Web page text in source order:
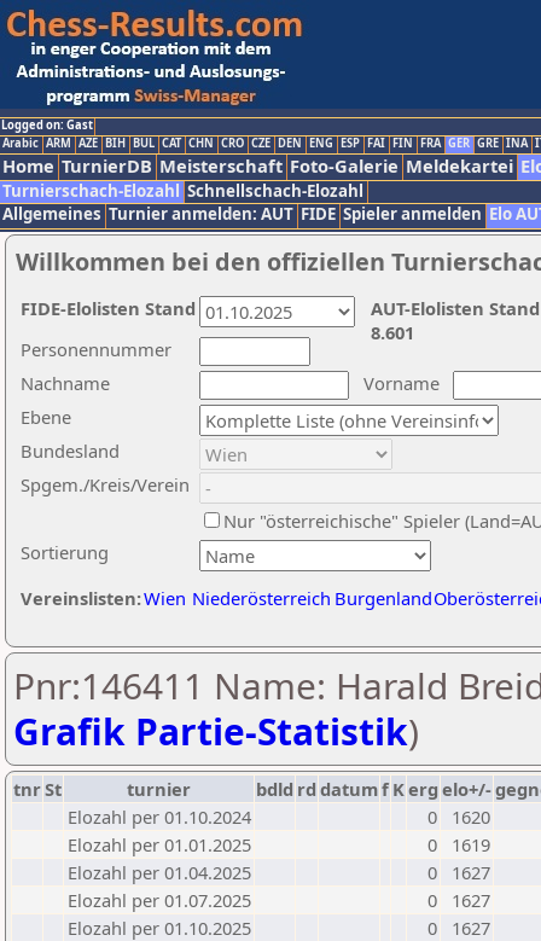
Logged on: Gast
Arabic ARM AZE BIH BUL CAT CHN CRO CZE DEN ENG ESP FAI FIN FRA GER GRE INA
Home TurnierDB Meisterschaft Foto-Galerie Meldekartei
Turnierschach-Elozahl Schnellschach-Elozahl
Allgemeines Turnier anmelden: AUT FIDE Spieler anmelden Elo
Willkommen bei den offiziellen
Nachname
Vorname
Ebene
Sortierung
Personennummer
Bundesland
Spgem./Kreis/Verein
Nur "österreichische" Spieler
Vereinslisten:Wien Niederösterreich Burgenland
AUT-Elolisten
8.601
FIDE-Elolisten Stand
Pnr:146411 Name: Harald
Grafik Partie-Statistik)
tnrSt turnier bdld rd datumf Kerg elo+/-
Elozahl per 01.10.2024
0
1620
Elozahl per 01.01.2025
0
1619
Elozahl per 01.04.2025
0
1627
Elozahl per 01.07.2025
0
1627
Elozahl per 01.10.2025
0
1627